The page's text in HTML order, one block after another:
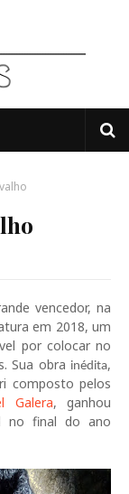
vencedor, na
em 2018, um
por colocar no
Sua obra inédita,
composto pelos
Galera, ganhou
no final do ano